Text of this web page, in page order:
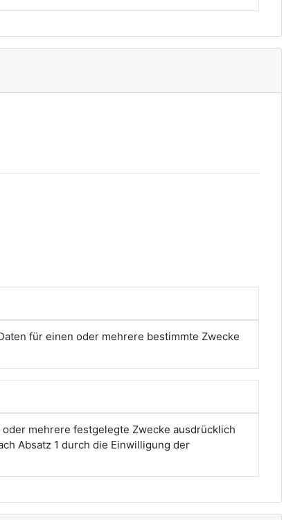
für einen oder mehrere bestimmte Zwecke
mehrere festgelegte Zwecke ausdrücklich
Absatz 1 durch die Einwilligung der